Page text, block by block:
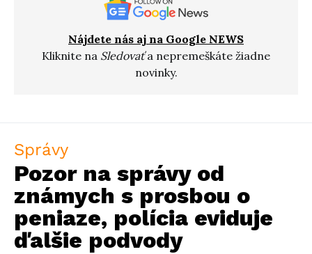
Nájdete nás aj na Google NEWS
Kliknite na Sledovaťa nepremeškáte žiadne
novinky.
Správy
Pozor na správy od
známych s prosbou o
peniaze, polícia eviduje
ďalšie podvody